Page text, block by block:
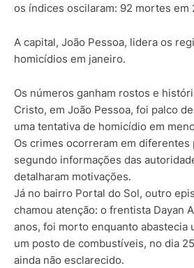
os índices oscilaram: 92 mortes em
A capital, João Pessoa, lidera os
homicídios em janeiro.
Os números ganham rostos e
Cristo, em João Pessoa, foi palco
uma tentativa de homicídio em
Os crimes ocorreram em diferentes
segundo informações das
detalharam motivações.
Já no bairro Portal do Sol, outro
chamou atenção: o frentista Dayan
anos, foi morto enquanto abastecia
um posto de combustíveis, no dia
ainda não esclarecido.